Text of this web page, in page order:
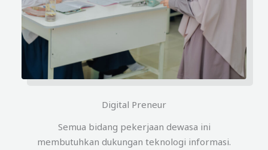
Digital Preneur
Semua bidang pekerjaan dewasa ini
membutuhkan dukungan teknologi informasi.